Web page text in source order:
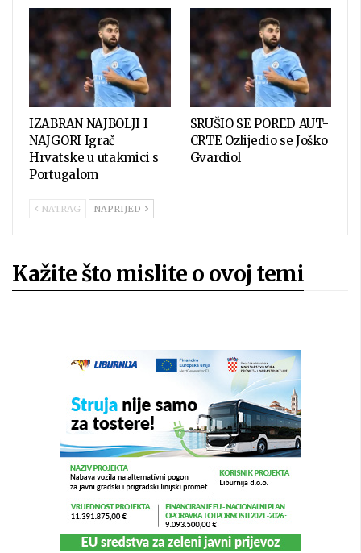
IZABRAN NAJBOLJI I
NAJGORI Igrač
Hrvatske u utakmici s
Portugalom
SRUŠIO SE PORED AUT-
CRTE Ozlijedio se Joško
Gvardiol
NATRAG NAPRIJED
Kažite što mislite o ovoj temi